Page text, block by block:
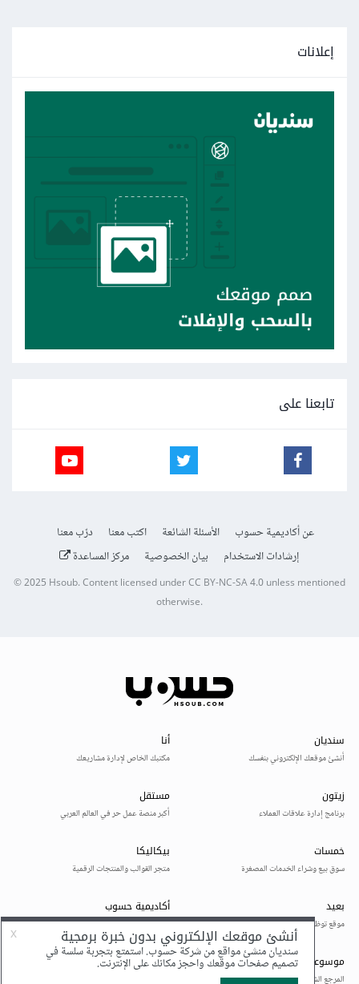
إعلانات
تابعنا على
عن أكاديمية حسوب الأسئلة الشائعة اكتب معنا
درّب معنا
إرشادات الاستخدام
بيان الخصوصية مركز المساعدة
© 2025Hsoub.Content licensed underCC BY-NC-SA 4.0unless mentioned
otherwise.